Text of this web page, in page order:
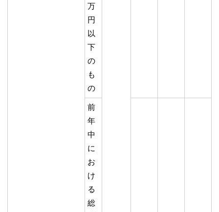
万
円
以
下
の
も
の
前
年
中
に
お
け
る
総